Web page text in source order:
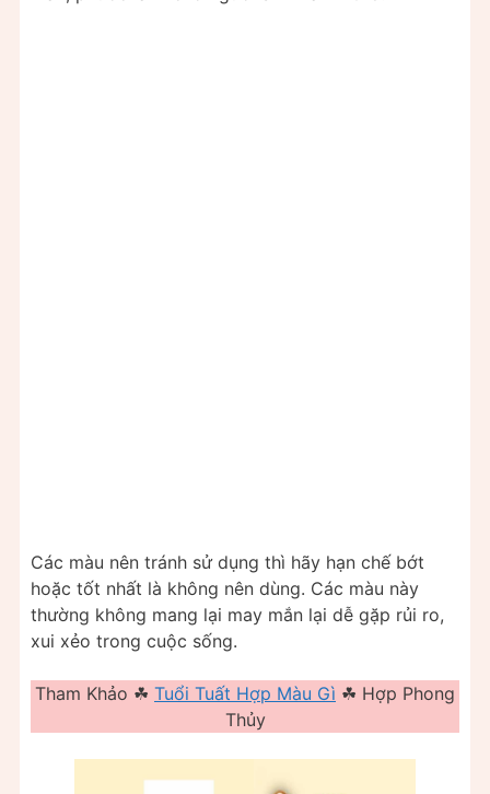
Các màu nên tránh sử dụng thì hãy hạn chế bớt
hoặc tốt nhất là không nên dùng. Các màu này
thường không mang lại may mắn lại dễ gặp rủi ro,
xui xẻo trong cuộc sống.
Tham Khảo ☘ Tuổi Tuất Hợp Màu Gì ☘ Hợp Phong
Thủy